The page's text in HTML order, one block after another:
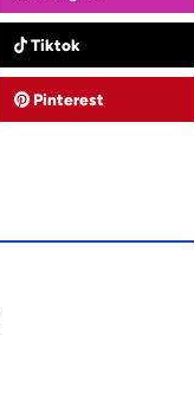
Tiktok
Pinterest